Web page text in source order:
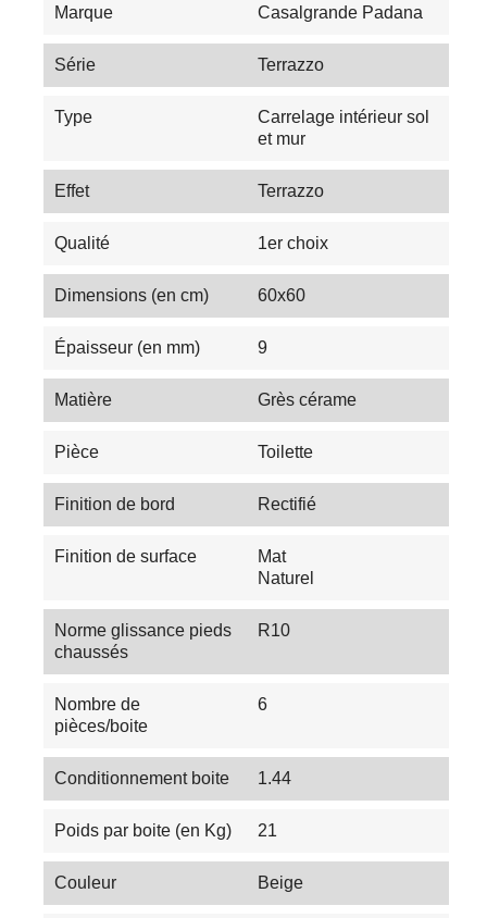
Marque Casalgrande Padana
Série Terrazzo
Type
Carrelage intérieur sol
et mur
Effet Terrazzo
Qualité 1er choix
Dimensions (en cm) 60x60
Épaisseur (en mm) 9
Matière Grès cérame
Pièce Toilette
Finition de bord Rectifié
Finition de surface
Mat
Naturel
Norme glissance pieds
chaussés
R10
Nombre de
pièces/boite
6
Conditionnement boite 1.44
Poids par boite (en Kg) 21
Couleur Beige